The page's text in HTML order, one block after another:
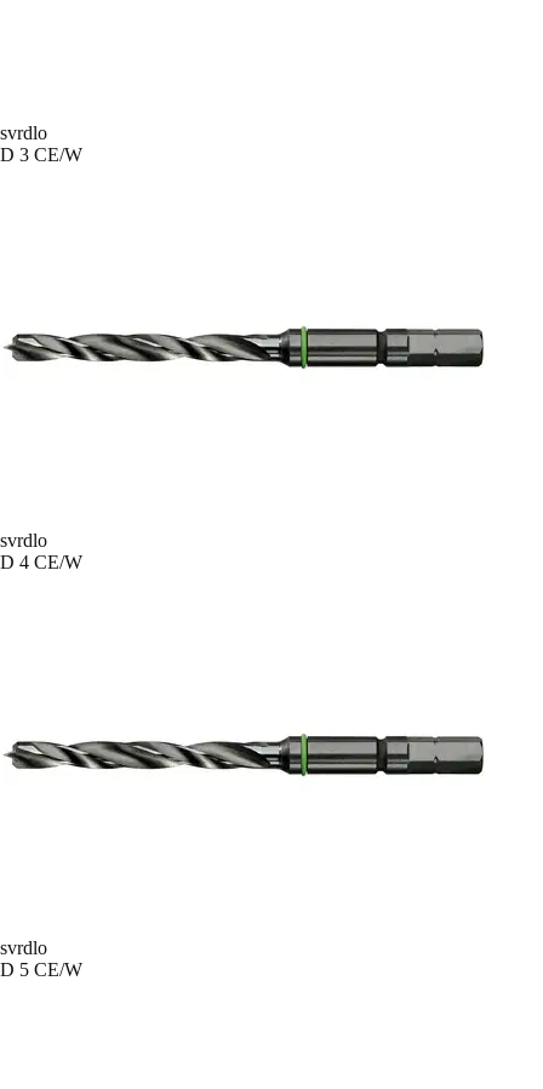
svrdlo
D 3 CE/W
svrdlo
D 4 CE/W
svrdlo
D 5 CE/W